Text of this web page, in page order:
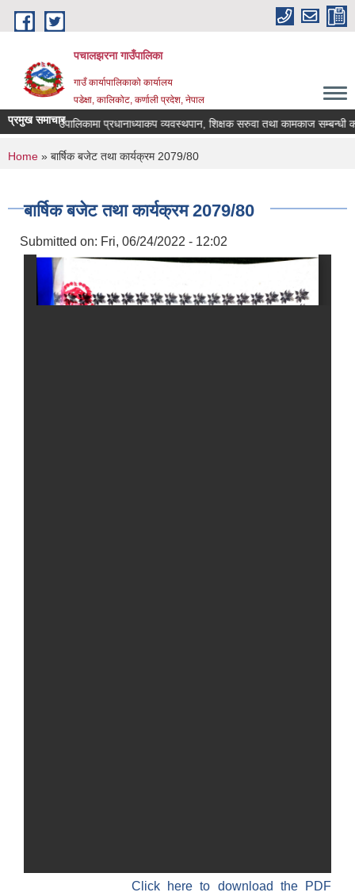
Skip to main content
पचालझरना गाउँपालिका
गाउँ कार्यापालिकाको कार्यालय
पडेक्षा, कालिकोट, कर्णाली प्रदेश, नेपाल
प्रमुख समाचारगाउँपालिकामा प्रधानाध्याकप व्यवस्थपान, शिक्षक सरुवा तथा कामकाज सम्बन्धी
You are here
Home » बार्षिक बजेट तथा कार्यक्रम 2079/80
बार्षिक बजेट तथा कार्यक्रम 2079/80
Submitted on: Fri, 06/24/2022 - 12:02
Click here to download the PDF